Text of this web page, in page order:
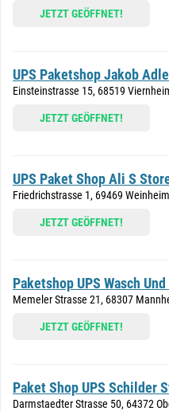
JETZT GEÖFFNET!
UPS Paketshop Jakob
Einsteinstrasse 15, 68519
JETZT GEÖFFNET!
UPS Paket Shop Ali S
Friedrichstrasse 1, 69469 Weinheim
JETZT GEÖFFNET!
Paketshop UPS Wasch
Memeler Strasse 21, 68307
JETZT GEÖFFNET!
Paket Shop UPS Schilder
Darmstaedter Strasse 50, 64372